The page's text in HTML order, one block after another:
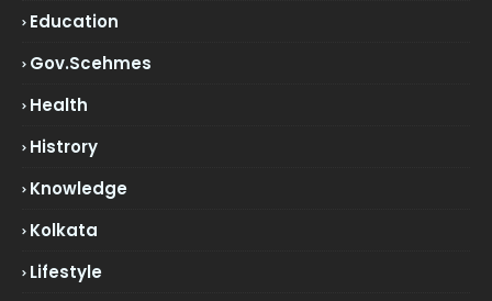
Education
Gov.scehmes
Health
Histrory
Knowledge
Kolkata
Lifestyle